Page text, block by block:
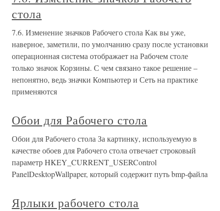
стола
7.6. Изменение значков Рабочего стола Как вы уже,
наверное, заметили, по умолчанию сразу после установки
операционная система отображает на Рабочем столе
только значок Корзины. С чем связано такое решение –
непонятно, ведь значки Компьютер и Сеть на практике
применяются
Обои для Рабочего стола
Обои для Рабочего стола За картинку, используемую в
качестве обоев для Рабочего стола отвечает строковый
параметр HKEY_CURRENT_USERControl
PanelDesktopWallpaper, который содержит путь bmp-файла
Ярлыки рабочего стола